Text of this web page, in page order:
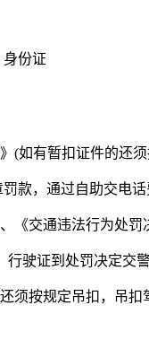
份证
(如有暂扣证件的还
款，通过自助交电话
《交通违法行为处
行驶证到处罚决定交
须按规定吊扣，吊